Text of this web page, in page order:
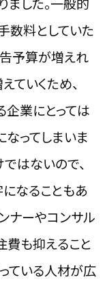
数料としていた
予算が増えれ
ていくため、
業にとっては
ってしまいま
はないので、
なることもあ
ナーやコンサル
費も抑えること
ている人材が広